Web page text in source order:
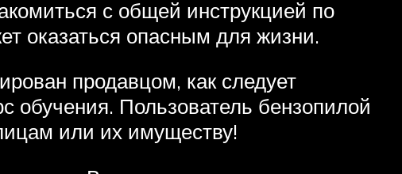
с общей инструкцией по
оказаться опасным для жизни.
продавцом, как следует
обучения. Пользователь бензопилой
или их имуществу!